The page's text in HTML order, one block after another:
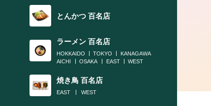
とんかつ 百名店
ラーメン 百名店
HOKKAIDO TOKYO
KANAGAWA
AICHI
OSAKA EAST WEST
焼き鳥 百名店
EAST WEST